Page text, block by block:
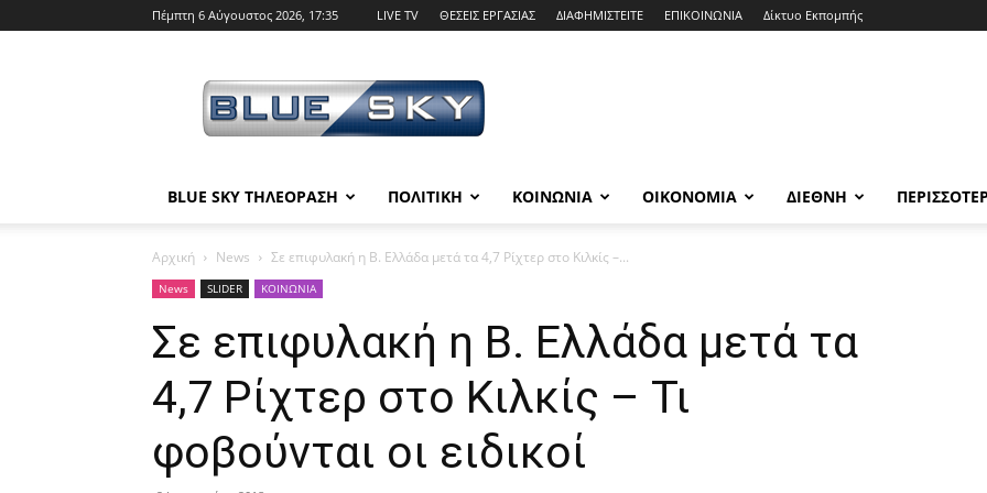
Πέμπτη 6 Αύγουστος 2026, 17:35 LIVE TV ΘΕΣΕΙΣ ΕΡΓΑΣΙΑΣ ΔΙΑΦΗΜΙΣΤΕΙΤΕ ΕΠΙΚΟΙΝΩΝΙΑ Δίκτυο Εκπομπής
SKY
BLUE SKY ΤΗΛΕΟΡΑΣΗ ΠΟΛΙΤΙΚΗ ΚΟΙΝΩΝΙΑ ΟΙΚΟΝΟΜΙΑ ΔΙΕΘΝΗ
Αρχική News Σε επιφυλακή η Β. Ελλάδα μετά τα 4,7 Ρίχτερ στο Κιλκίς –...
News SLIDER ΚΟΙΝΩΝΙΑ
Σε επιφυλακή η Β. Ελλάδα μετά τα
4,7 Ρίχτερ στο Κιλκίς – Τι
φοβούνται οι ειδικοί